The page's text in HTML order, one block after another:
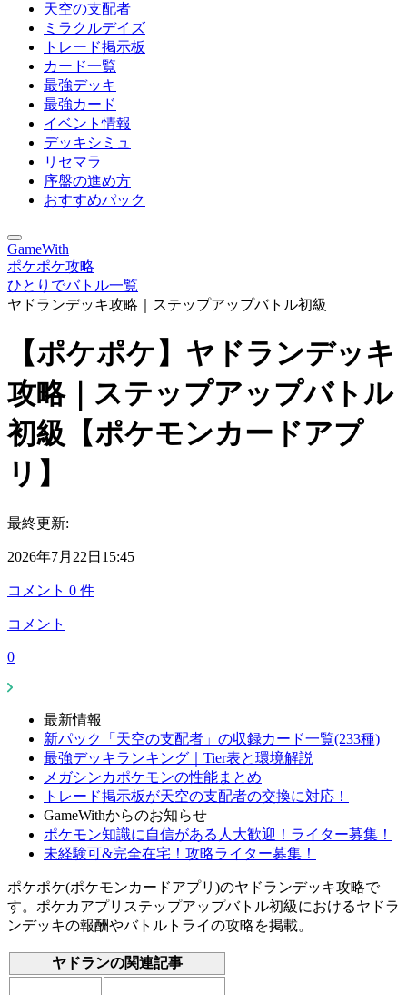
天空の支配者
ミラクルデイズ
トレード掲示板
カード一覧
最強デッキ
最強カード
イベント情報
デッキシミュ
リセマラ
序盤の進め方
おすすめパック
GameWith
ポケポケ攻略
ひとりでバトル一覧
ヤドランデッキ攻略｜ステップアップバトル初級
【ポケポケ】ヤドランデッキ
攻略｜ステップアップバトル
初級【ポケモンカードアプ
リ】
最終更新:
2026年7月22日15:45
コメント 0 件
コメント
0
最新情報
新パック「天空の支配者」の収録カード一覧(233種)
最強デッキランキング｜Tier表と環境解説
メガシンカポケモンの性能まとめ
トレード掲示板が天空の支配者の交換に対応！
GameWithからのお知らせ
ポケモン知識に自信がある人大歓迎！ライター募集！
未経験可&完全在宅！攻略ライター募集！
ポケポケ(ポケモンカードアプリ)のヤドランデッキ攻略で
す。ポケカアプリステップアップバトル初級におけるヤドラ
ンデッキの報酬やバトルトライの攻略を掲載。
ヤドランの関連記事